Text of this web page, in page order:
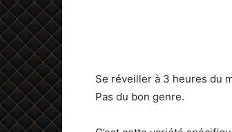
Se réveiller à 3 heures du
Pas du bon genre.